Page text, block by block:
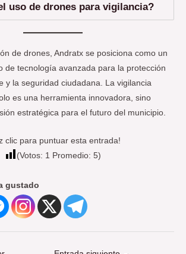
uso de drones para vigilancia?
de drones, Andratx se posiciona como un
de tecnología avanzada para la protección
y la seguridad ciudadana. La vigilancia
es una herramienta innovadora, sino
estratégica para el futuro del municipio.
clic para puntuar esta entrada!
(Votos: 1 Promedio: 5)
gustado